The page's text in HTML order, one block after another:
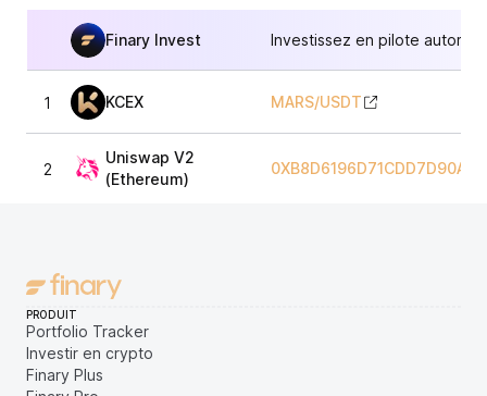
Finary Invest Investissez en pilote
1 KCEX MARS/USDT
2
Uniswap V2
(Ethereum)
PRODUIT
Portfolio Tracker
Investir en crypto
Finary Plus